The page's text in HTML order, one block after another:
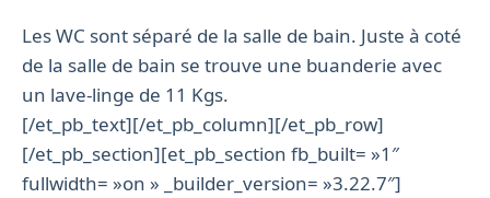
Les WC sont séparé de la salle de bain. Juste à coté
de la salle de bain se trouve une buanderie avec
un lave-linge de 11 Kgs.
[/et_pb_text][/et_pb_column][/et_pb_row]
[/et_pb_section][et_pb_section fb_built= »1″
fullwidth= »on » _builder_version= »3.22.7″]